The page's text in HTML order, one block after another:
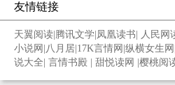
友情链接
天翼阅读 腾讯文学 凤凰读书 人民网
小说网 八月居 17K言情网 纵横女生网
说大全 言情书殿 甜悦读网 樱桃阅